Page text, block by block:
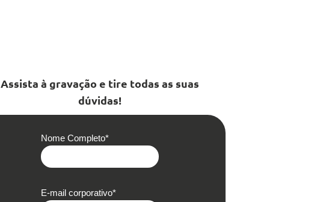
Assista à gravação e tire todas as suas
dúvidas!
Nome Completo*
E-mail corporativo*